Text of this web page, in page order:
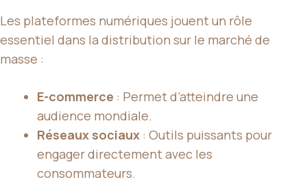
Les plateformes numériques jouent un rôle
essentiel dans la distribution sur le marché de
masse :
E-commerce : Permet d’atteindre une
audience mondiale.
Réseaux sociaux : Outils puissants pour
engager directement avec les
consommateurs.